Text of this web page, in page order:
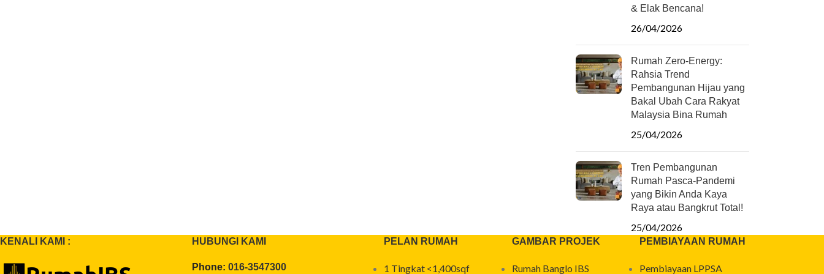
& Elak Bencana!
26/04/2026
Rumah Zero-Energy:
Rahsia Trend
Pembangunan Hijau yang
Bakal Ubah Cara Rakyat
Malaysia Bina Rumah
25/04/2026
Tren Pembangunan
Rumah Pasca-Pandemi
yang Bikin Anda Kaya
Raya atau Bangkrut Total!
25/04/2026
KENALI KAMI : HUBUNGI KAMI
Phone: 016-3547300
PELAN RUMAH
1 Tingkat <1,400sqf
GAMBAR PROJEK
Rumah Banglo IBS
PEMBIAYAAN RUMAH
Pembiayaan LPPSA